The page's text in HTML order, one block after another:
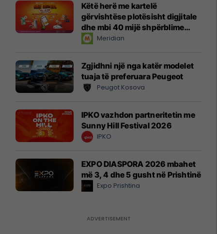
Këtë herë me kartelë
gërvishtëse plotësisht digjitale
dhe mbi 40 mijë shpërblime
instant!Meridian
Zgjidhni një nga katër modelet
tuaja të preferuara Peugeot
Peugot Kosova
IPKO vazhdon partneritetin me
Sunny Hill Festival 2026
IPKO
EXPO DIASPORA 2026 mbahet
më 3, 4 dhe 5 gusht në Prishtinë
Expo Prishtina